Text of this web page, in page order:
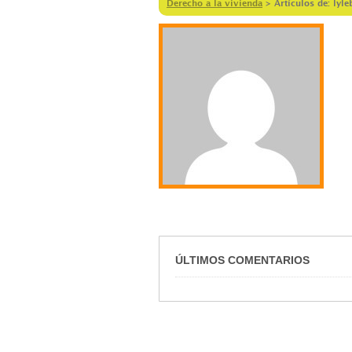
Derecho a la vivienda > Artículos de:
ÚLTIMOS COMENTARIOS